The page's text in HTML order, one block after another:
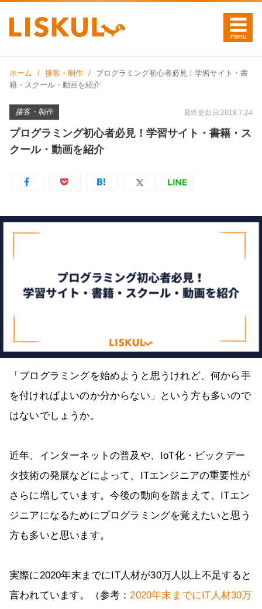
ホーム 接客・制作
プログラミング初心者必見！学習サイト・書
籍・スクール・動画を紹介
接客・制作 最終更新日:2018.7.24
プログラミング初心者必見！学習サイト・書籍・ス
クール・動画を紹介
「プログラミングを始めようと思うけれど、何から手
を付ければよいのか分からない」という方も多いので
はないでしょうか。
近年、インターネットの普及や、IoT化・ビックデー
タ技術の発展などによって、ITエンジニアの重要性が
さらに増しています。今後の動向を踏まえて、ITエン
ジニアになるためにプログラミングを覚えたいと思う
方も多いと思います。
実際に2020年末までにIT人材が30万人以上不足すると
言われています。（参考：2020年末までにIT人材30万